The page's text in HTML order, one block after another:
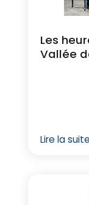
Les
Vallée
Lire la suite